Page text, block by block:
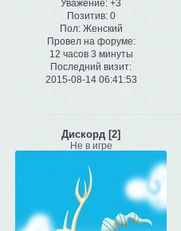
Уважение: +3
Позитив: 0
Пол:Женский
Провел на форуме:
12 часов 3 минуты
Последний визит:
2015-08-14 06:41:53
Дискорд [2]
Не в игре